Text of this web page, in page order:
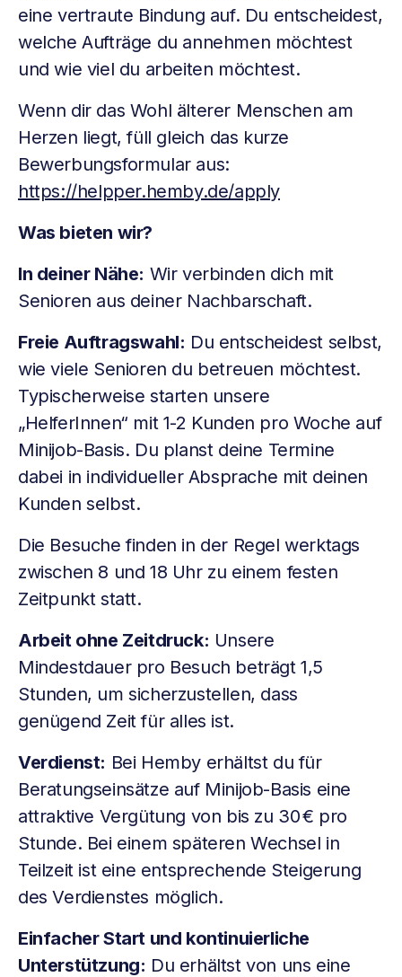
eine vertraute Bindung auf. Du entscheidest,
welche Aufträge du annehmen möchtest
und wie viel du arbeiten möchtest.
Wenn dir das Wohl älterer Menschen am
Herzen liegt, füll gleich das kurze
Bewerbungsformular aus:
https://helpper.hemby.de/apply
Was bieten wir?
In deiner Nähe: Wir verbinden dich mit
Senioren aus deiner Nachbarschaft.
Freie Auftragswahl: Du entscheidest selbst,
wie viele Senioren du betreuen möchtest.
Typischerweise starten unsere
„HelferInnen“ mit 1-2 Kunden pro Woche auf
Minijob-Basis. Du planst deine Termine
dabei in individueller Absprache mit deinen
Kunden selbst.
Die Besuche finden in der Regel werktags
zwischen 8 und 18 Uhr zu einem festen
Zeitpunkt statt.
Arbeit ohne Zeitdruck: Unsere
Mindestdauer pro Besuch beträgt 1,5
Stunden, um sicherzustellen, dass
genügend Zeit für alles ist.
Verdienst: Bei Hemby erhältst du für
Beratungseinsätze auf Minijob-Basis eine
attraktive Vergütung von bis zu 30 € pro
Stunde. Bei einem späteren Wechsel in
Teilzeit ist eine entsprechende Steigerung
des Verdienstes möglich.
Einfacher Start und kontinuierliche
Unterstützung: Du erhältst von uns eine